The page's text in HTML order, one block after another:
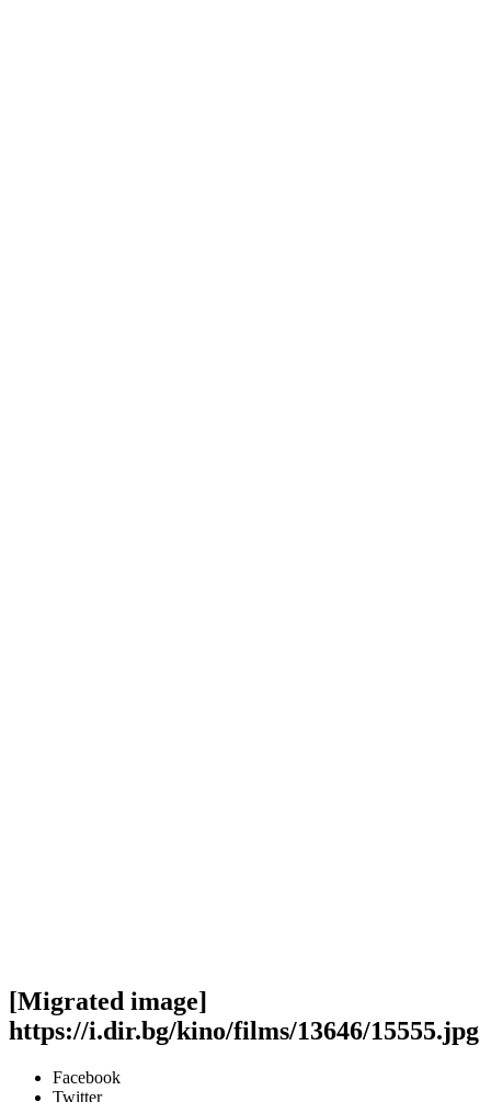
[Migrated image]
https://i.dir.bg/kino/films/13646/15555.jpg
Facebook
Twitter